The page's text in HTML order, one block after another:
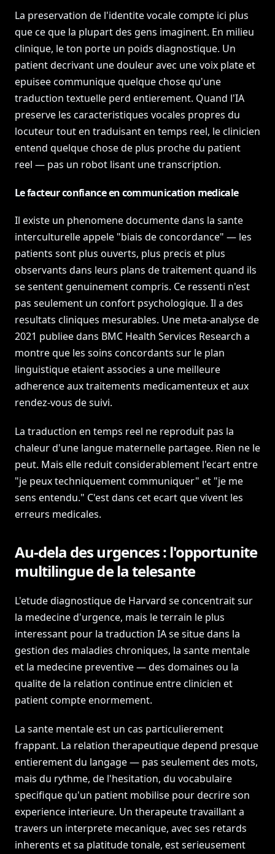
La preservation de l'identite vocale compte ici plus
que ce que la plupart des gens imaginent. En milieu
clinique, le ton porte un poids diagnostique. Un
patient decrivant une douleur avec une voix plate et
epuisee communique quelque chose qu'une
traduction textuelle perd entierement. Quand l'IA
preserve les caracteristiques vocales propres du
locuteur tout en traduisant en temps reel, le clinicien
entend quelque chose de plus proche du patient
reel — pas un robot lisant une transcription.
Le facteur confiance en communication medicale
Il existe un phenomene documente dans la sante
interculturelle appele "biais de concordance" — les
patients sont plus ouverts, plus precis et plus
observants dans leurs plans de traitement quand ils
se sentent genuinement compris. Ce ressenti n'est
pas seulement un confort psychologique. Il a des
resultats cliniques mesurables. Une meta-analyse de
2021 publiee dans BMC Health Services Research a
montre que les soins concordants sur le plan
linguistique etaient associes a une meilleure
adherence aux traitements medicamenteux et aux
rendez-vous de suivi.
La traduction en temps reel ne reproduit pas la
chaleur d'une langue maternelle partagee. Rien ne le
peut. Mais elle reduit considerablement l'ecart entre
"je peux techniquement communiquer" et "je me
sens entendu." C'est dans cet ecart que vivent les
erreurs medicales.
Au-dela des urgences : l'opportunite
multilingue de la telesante
L'etude diagnostique de Harvard se concentrait sur
la medecine d'urgence, mais le terrain le plus
interessant pour la traduction IA se situe dans la
gestion des maladies chroniques, la sante mentale
et la medecine preventive — des domaines ou la
qualite de la relation continue entre clinicien et
patient compte enormement.
La sante mentale est un cas particulierement
frappant. La relation therapeutique depend presque
entierement du langage — pas seulement des mots,
mais du rythme, de l'hesitation, du vocabulaire
specifique qu'un patient mobilise pour decrire son
experience interieure. Un therapeute travaillant a
travers un interprete mecanique, avec ses retards
inherents et sa platitude tonale, est serieusement